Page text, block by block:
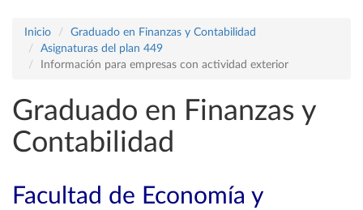
Inicio
Graduado en Finanzas y Contabilidad
Asignaturas del plan 449
Información para empresas con actividad exterior
Graduado en Finanzas y
Contabilidad
Facultad de Economía y